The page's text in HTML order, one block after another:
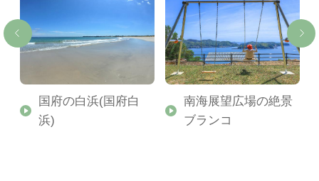
国府の白浜(国府白
浜)
南海展望広場の絶景
ブランコ